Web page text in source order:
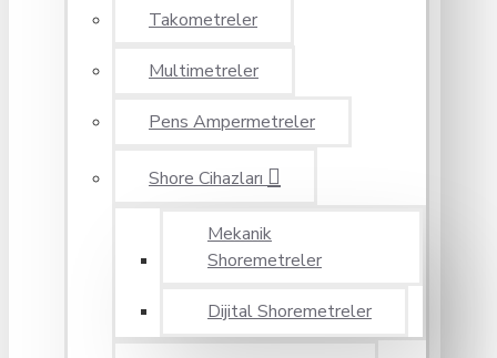
Takometreler
Multimetreler
Pens Ampermetreler
Shore Cihazları
Mekanik
Shoremetreler
Dijital Shoremetreler